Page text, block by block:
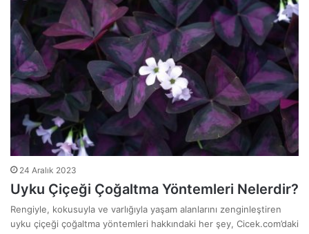
24 Aralık 2023
Uyku Çiçeği Çoğaltma Yöntemleri Nelerdir?
Rengiyle, kokusuyla ve varlığıyla yaşam alanlarını zenginleştiren
uyku çiçeği çoğaltma yöntemleri hakkındaki her şey, Cicek.com’daki